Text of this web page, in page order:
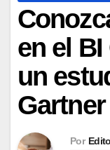
en el
un
Gartner
Por